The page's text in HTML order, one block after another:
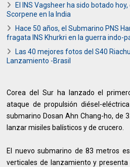
El INS Vagsheer ha sido botado
Scorpene en la India
Hace 50 años, el Submarino PNS
fragata INS Khurkri en la guerra indo-
Las 40 mejores fotos del S40
Lanzamiento -Brasil
Corea del Sur ha lanzado el
ataque de propulsión diésel-
submarino Dosan Ahn Chang-ho, de
lanzar misiles balísticos y de crucero.
El nuevo submarino de 83 metros
verticales de lanzamiento y